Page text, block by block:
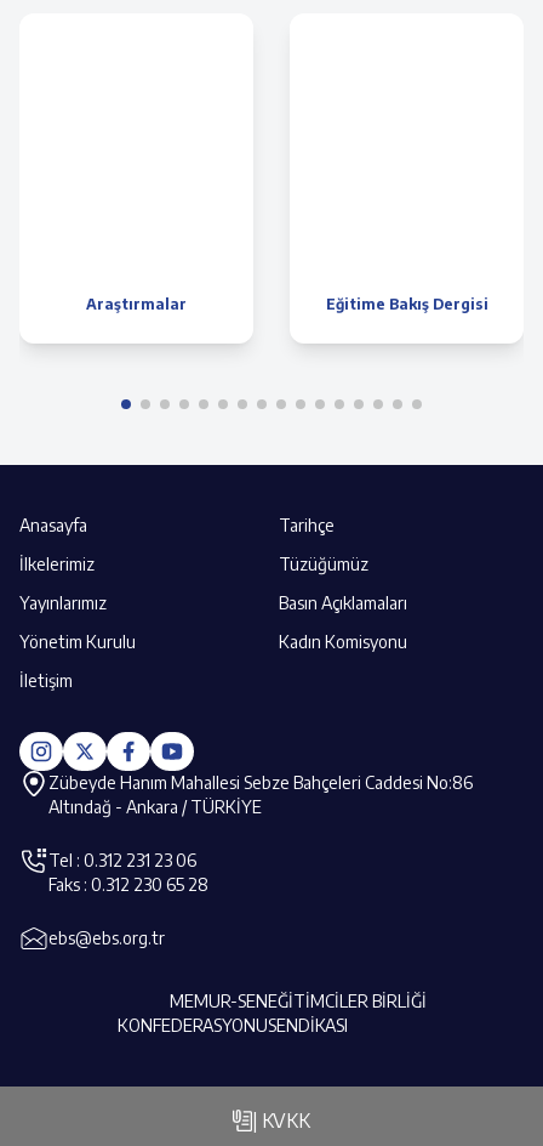
Araştırmalar Eğitime Bakış Dergisi
Anasayfa
Tarihçe
İlkelerimiz
Tüzüğümüz
Yayınlarımız
Basın Açıklamaları
Yönetim Kurulu
Kadın Komisyonu
İletişim
MEMUR-SEN
KONFEDERASYONU
EĞİTİMCİLER BİRLİĞİ
SENDİKASI
Zübeyde Hanım Mahallesi Sebze Bahçeleri Caddesi No:86
Altındağ - Ankara / TÜRKİYE
Tel : 0.312 231 23 06
Faks : 0.312 230 65 28
ebs@ebs.org.tr
| KVKK